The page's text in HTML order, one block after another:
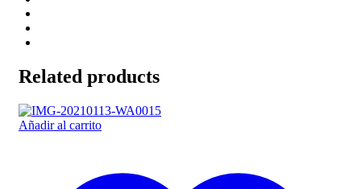
Related products
Añadir al carrito